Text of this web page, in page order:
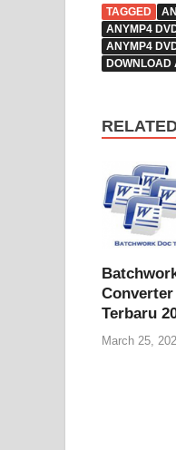
TAGGED
ANYMP4
ANYMP4
DOWNLOAD
Converter
Terbaru
March 25,